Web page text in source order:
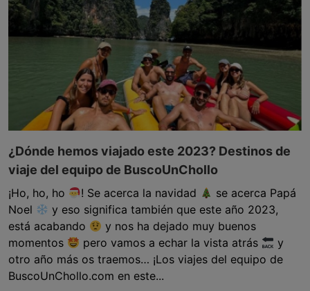
¿Dónde hemos viajado este 2023? Destinos de
viaje del equipo de BuscoUnChollo
¡Ho, ho, ho ! Se acerca la navidad
se acerca Papá
Noel
y eso significa también que este año 2023,
está acabando
y nos ha dejado muy buenos
momentos
pero vamos a echar la vista atrás
y
otro año más os traemos… ¡Los viajes del equipo de
BuscoUnChollo.com en este...